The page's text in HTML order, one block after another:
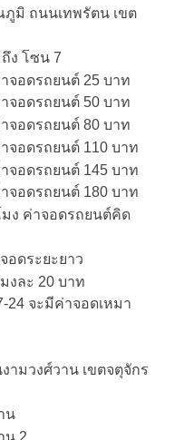
มิ ถนนเทพรัตน เขต
ง โซน 7
จอดรถยนต์ 25 บาท
จอดรถยนต์ 50 บาท
จอดรถยนต์ 80 บาท
จอดรถยนต์ 110 บาท
จอดรถยนต์ 145 บาท
จอดรถยนต์ 180 บาท
มง ค่าจอดรถยนต์คิด
ดระยะยาว
งละ 20 บาท
24 จะมีค่าจอดเหมา
ามวงศ์วาน เขตจตุจักร
น
น 2